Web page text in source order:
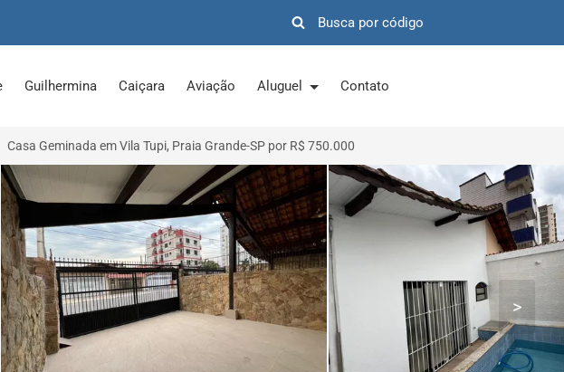
Guilhermina Caiçara Aviação Aluguel Contato
Casa Geminada em Vila Tupi, Praia Grande-SP por R$ 750.000
>